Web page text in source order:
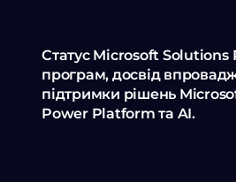
Статус Microsoft Solutions
програм, досвід
підтримки рішень
Power Platform та AI.